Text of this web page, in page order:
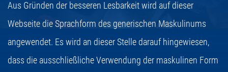
Aus Gründen der besseren Lesbarkeit wird auf dieser
Webseite die Sprachform des generischen Maskulinums
angewendet. Es wird an dieser Stelle darauf hingewiesen,
dass die ausschließliche Verwendung der maskulinen Form